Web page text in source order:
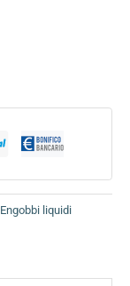
Engobbi liquidi